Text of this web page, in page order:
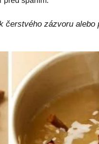
zázvoru alebo